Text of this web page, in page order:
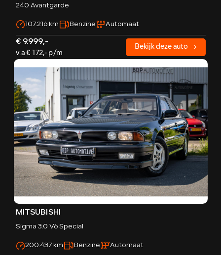
240 Avantgarde
107.216 km Benzine Automaat
€ 9.999,-
v.a € 172,- p/m
Bekijk deze auto
MITSUBISHI
Sigma 3.0 V6 Special
200.437 km Benzine Automaat